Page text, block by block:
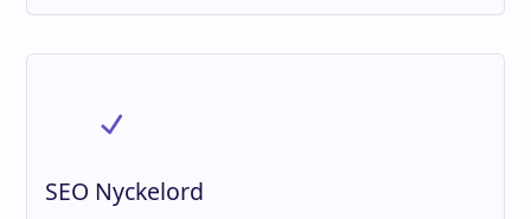
SEO Nyckelord